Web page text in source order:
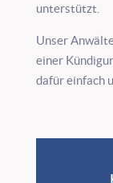
unterstützt.
Unser
einer
dafür einfach